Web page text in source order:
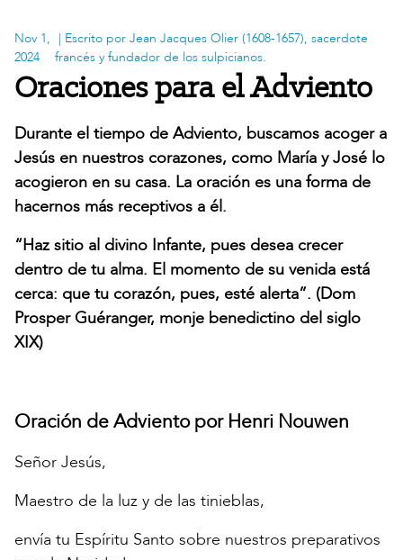
Nov 1,
2024
| Escrito por Jean Jacques Olier (1608-1657), sacerdote
francés y fundador de los sulpicianos.
Oraciones para el Adviento
Durante el tiempo de Adviento, buscamos acoger a
Jesús en nuestros corazones, como María y José lo
acogieron en su casa. La oración es una forma de
hacernos más receptivos a él.
“Haz sitio al divino Infante, pues desea crecer
dentro de tu alma. El momento de su venida está
cerca: que tu corazón, pues, esté alerta”. (Dom
Prosper Guéranger, monje benedictino del siglo
XIX)
Oración de Adviento por Henri Nouwen
Señor Jesús,
Maestro de la luz y de las tinieblas,
envía tu Espíritu Santo sobre nuestros preparativos